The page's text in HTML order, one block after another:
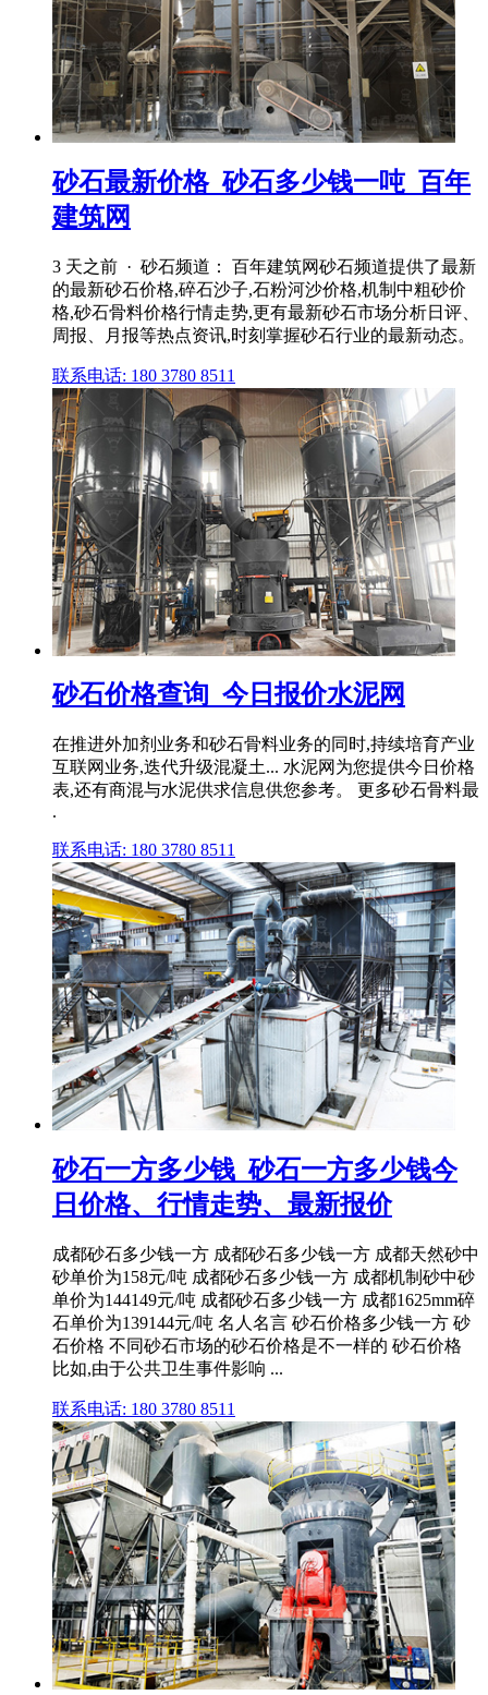
砂石最新价格_砂石多少钱一吨_百年
建筑网
3 天之前 · 砂石频道： 百年建筑网砂石频道提供了最新
的最新砂石价格,碎石沙子,石粉河沙价格,机制中粗砂价
格,砂石骨料价格行情走势,更有最新砂石市场分析日评、
周报、月报等热点资讯,时刻掌握砂石行业的最新动态。
联系电话: 180 3780 8511
砂石价格查询_今日报价水泥网
在推进外加剂业务和砂石骨料业务的同时,持续培育产业
互联网业务,迭代升级混凝土... 水泥网为您提供今日价格
表,还有商混与水泥供求信息供您参考。 更多砂石骨料最
.
联系电话: 180 3780 8511
砂石一方多少钱_砂石一方多少钱今
日价格、行情走势、最新报价
成都砂石多少钱一方 成都砂石多少钱一方 成都天然砂中
砂单价为158元/吨 成都砂石多少钱一方 成都机制砂中砂
单价为144149元/吨 成都砂石多少钱一方 成都1625mm碎
石单价为139144元/吨 名人名言 砂石价格多少钱一方 砂
石价格 不同砂石市场的砂石价格是不一样的 砂石价格
比如,由于公共卫生事件影响 ...
联系电话: 180 3780 8511